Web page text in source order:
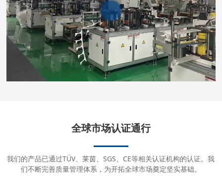
全球市场认证通行
我们的产品已通过TÜV、莱茵、SGS、CE等相关认证机构的认证。我
们不断完善质量管理体系，为开拓全球市场奠定坚实基础。